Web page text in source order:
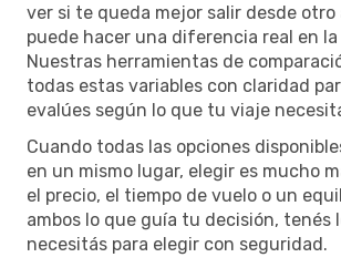
ver si te queda mejor salir desde
puede hacer una diferencia real en
Nuestras herramientas de
todas estas variables con claridad
evalúes según lo que tu viaje
Cuando todas las opciones
en un mismo lugar, elegir es mucho
el precio, el tiempo de vuelo o un
ambos lo que guía tu decisión, tenés
necesitás para elegir con seguridad.